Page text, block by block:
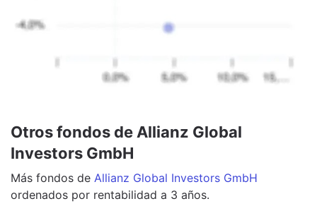
Otros fondos de Allianz Global
Investors GmbH
Más fondos de Allianz Global Investors GmbH
ordenados por rentabilidad a 3 años.